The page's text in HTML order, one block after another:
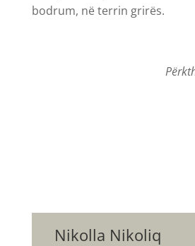
bodrum, në terrin grirës.
Nikolla Nikoliq